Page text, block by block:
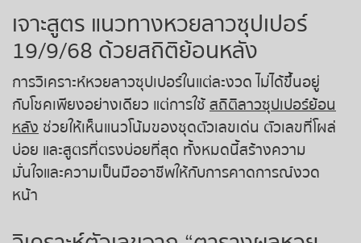
เจาะสูตร แนวทางหวยลาวซุปเปอร์
19/9/68 ด้วยสถิติย้อนหลัง
การวิเคราะห์หวยลาวซุปเปอร์ในแต่ละงวด ไม่ได้ขึ้นอยู่
กับโชคเพียงอย่างเดียว แต่การใช้สถิติลาวซุปเปอร์ย้อน
หลัง ช่วยให้เห็นแนวโน้มของชุดตัวเลขเด่น ตัวเลขที่โผล่
บ่อย และสูตรที่ตรงบ่อยที่สุด ทั้งหมดนี้สร้างความ
มั่นใจและความเป็นมืออาชีพให้กับการคาดการณ์งวด
หน้า